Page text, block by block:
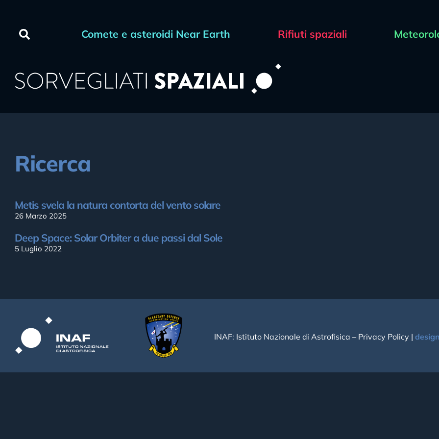
Comete e asteroidi Near Earth Rifiuti spaziali
Ricerca
Metis svela la natura contorta del vento solare
26 Marzo 2025
Deep Space: Solar Orbiter a due passi dal Sole
5 Luglio 2022
INAF: Istituto Nazionale di Astrofisica – Privacy Policy |